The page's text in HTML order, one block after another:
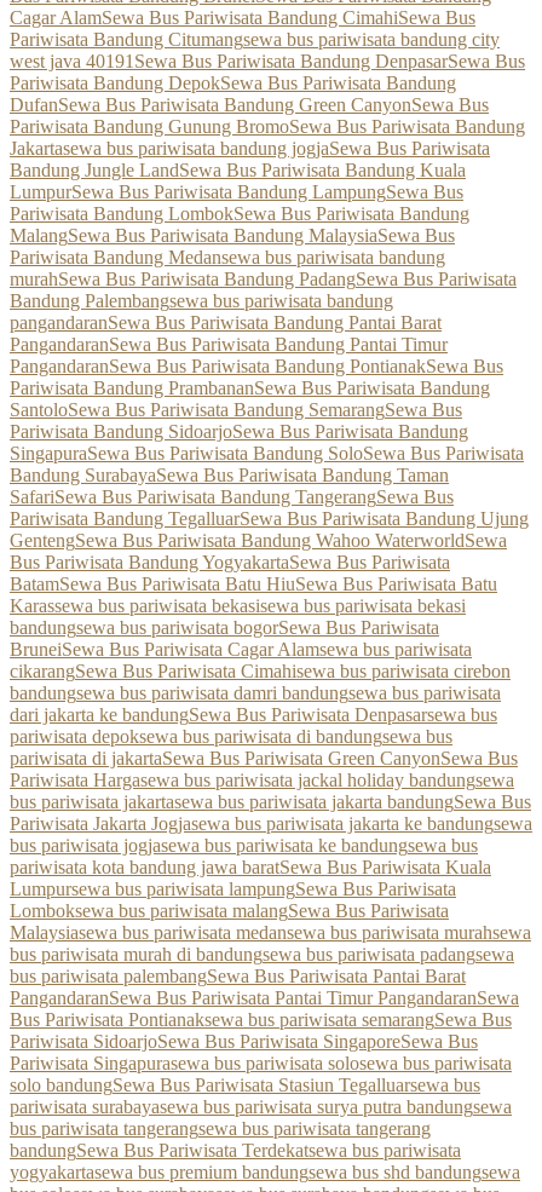
Cagar AlamSewa Bus Pariwisata Bandung CimahiSewa Bus
Pariwisata Bandung Citumangsewa bus pariwisata bandung city
west java 40191Sewa Bus Pariwisata Bandung DenpasarSewa Bus
Pariwisata Bandung DepokSewa Bus Pariwisata Bandung
DufanSewa Bus Pariwisata Bandung Green CanyonSewa Bus
Pariwisata Bandung Gunung BromoSewa Bus Pariwisata Bandung
Jakartasewa bus pariwisata bandung jogjaSewa Bus Pariwisata
Bandung Jungle LandSewa Bus Pariwisata Bandung Kuala
LumpurSewa Bus Pariwisata Bandung LampungSewa Bus
Pariwisata Bandung LombokSewa Bus Pariwisata Bandung
MalangSewa Bus Pariwisata Bandung MalaysiaSewa Bus
Pariwisata Bandung Medansewa bus pariwisata bandung
murahSewa Bus Pariwisata Bandung PadangSewa Bus Pariwisata
Bandung Palembangsewa bus pariwisata bandung
pangandaranSewa Bus Pariwisata Bandung Pantai Barat
PangandaranSewa Bus Pariwisata Bandung Pantai Timur
PangandaranSewa Bus Pariwisata Bandung PontianakSewa Bus
Pariwisata Bandung PrambananSewa Bus Pariwisata Bandung
SantoloSewa Bus Pariwisata Bandung SemarangSewa Bus
Pariwisata Bandung SidoarjoSewa Bus Pariwisata Bandung
SingapuraSewa Bus Pariwisata Bandung SoloSewa Bus Pariwisata
Bandung SurabayaSewa Bus Pariwisata Bandung Taman
SafariSewa Bus Pariwisata Bandung TangerangSewa Bus
Pariwisata Bandung TegalluarSewa Bus Pariwisata Bandung Ujung
GentengSewa Bus Pariwisata Bandung Wahoo WaterworldSewa
Bus Pariwisata Bandung YogyakartaSewa Bus Pariwisata
BatamSewa Bus Pariwisata Batu HiuSewa Bus Pariwisata Batu
Karassewa bus pariwisata bekasisewa bus pariwisata bekasi
bandungsewa bus pariwisata bogorSewa Bus Pariwisata
BruneiSewa Bus Pariwisata Cagar Alamsewa bus pariwisata
cikarangSewa Bus Pariwisata Cimahisewa bus pariwisata cirebon
bandungsewa bus pariwisata damri bandungsewa bus pariwisata
dari jakarta ke bandungSewa Bus Pariwisata Denpasarsewa bus
pariwisata depoksewa bus pariwisata di bandungsewa bus
pariwisata di jakartaSewa Bus Pariwisata Green CanyonSewa Bus
Pariwisata Hargasewa bus pariwisata jackal holiday bandungsewa
bus pariwisata jakartasewa bus pariwisata jakarta bandungSewa Bus
Pariwisata Jakarta Jogjasewa bus pariwisata jakarta ke bandungsewa
bus pariwisata jogjasewa bus pariwisata ke bandungsewa bus
pariwisata kota bandung jawa baratSewa Bus Pariwisata Kuala
Lumpursewa bus pariwisata lampungSewa Bus Pariwisata
Lomboksewa bus pariwisata malangSewa Bus Pariwisata
Malaysiasewa bus pariwisata medansewa bus pariwisata murahsewa
bus pariwisata murah di bandungsewa bus pariwisata padangsewa
bus pariwisata palembangSewa Bus Pariwisata Pantai Barat
PangandaranSewa Bus Pariwisata Pantai Timur PangandaranSewa
Bus Pariwisata Pontianaksewa bus pariwisata semarangSewa Bus
Pariwisata SidoarjoSewa Bus Pariwisata SingaporeSewa Bus
Pariwisata Singapurasewa bus pariwisata solosewa bus pariwisata
solo bandungSewa Bus Pariwisata Stasiun Tegalluarsewa bus
pariwisata surabayasewa bus pariwisata surya putra bandungsewa
bus pariwisata tangerangsewa bus pariwisata tangerang
bandungSewa Bus Pariwisata Terdekatsewa bus pariwisata
yogyakartasewa bus premium bandungsewa bus shd bandungsewa